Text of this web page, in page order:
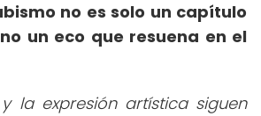
no es solo un capítulo
un eco que resuena en el
la expresión artística siguen